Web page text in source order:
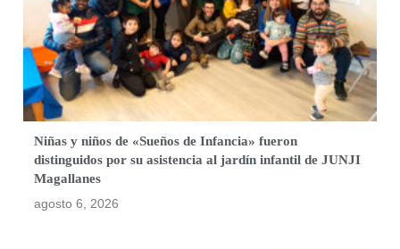
Niñas y niños de «Sueños de Infancia» fueron
distinguidos por su asistencia al jardín infantil de JUNJI
Magallanes
agosto 6, 2026